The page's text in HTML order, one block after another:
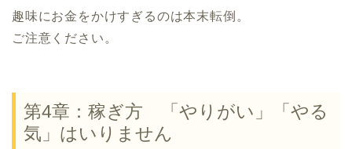
趣味にお金をかけすぎるのは本末転倒。
ご注意ください。
第4章：稼ぎ方 「やりがい」「やる
気」はいりません